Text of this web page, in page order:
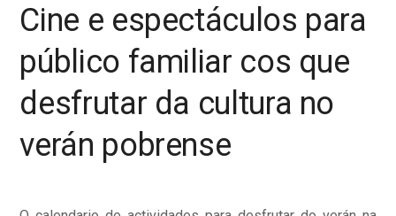
Cine e espectáculos para
público familiar cos que
desfrutar da cultura no
verán pobrense